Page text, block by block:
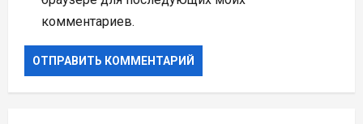
комментариев.